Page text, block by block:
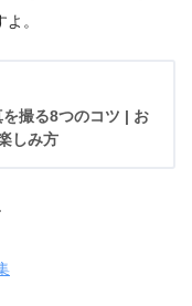
。
撮る8つのコツ | お
しみ方